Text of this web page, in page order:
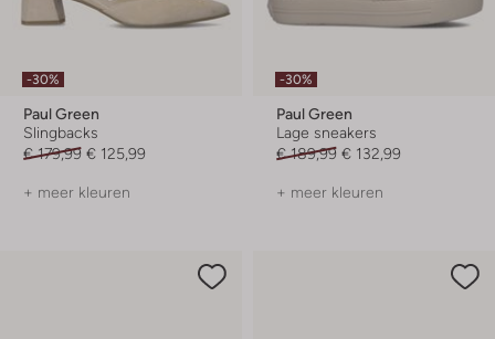
-30%
Paul Green
Slingbacks
€ 179,99 € 125,99
+ meer kleuren
-30%
Paul Green
Lage sneakers
€ 189,99 € 132,99
+ meer kleuren